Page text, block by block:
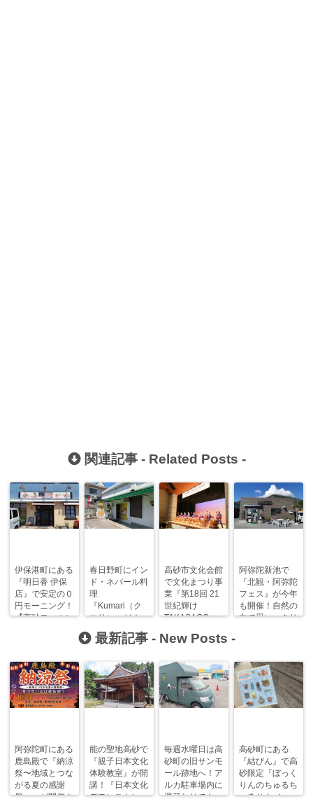
関連記事 - Related Posts -
伊保港町にある
『明日香 伊保
店』で安定の０
円モーニング！
【高砂モーニン
春日野町にイン
ド・ネパール料
理
『Kumari（ク
マリ）』がオー
プンしているみ
たい！？
高砂市文化会館
で文化まつり事
業『第18回 21
世紀輝け
TAKASAGOコ
催！
阿弥陀新池で
『北観・阿弥陀
フェス』が今年
も開催！自然の
中で思いっきり
最新記事 - New Posts -
阿弥陀町にある
鹿島殿で『納涼
祭〜地域とつな
がる夏の感謝
祭〜』が開催さ
能の聖地高砂で
『親子日本文化
体験教室』が開
講！『日本文化
デモンストレー
毎週水曜日は高
砂町の旧サンモ
ール跡地へ！ア
ルカ駐車場内に
週替わりでキッ
高砂町にある
『結びん』で高
砂限定『ぼっく
りんのちゅるち
ゅるりん♪シー